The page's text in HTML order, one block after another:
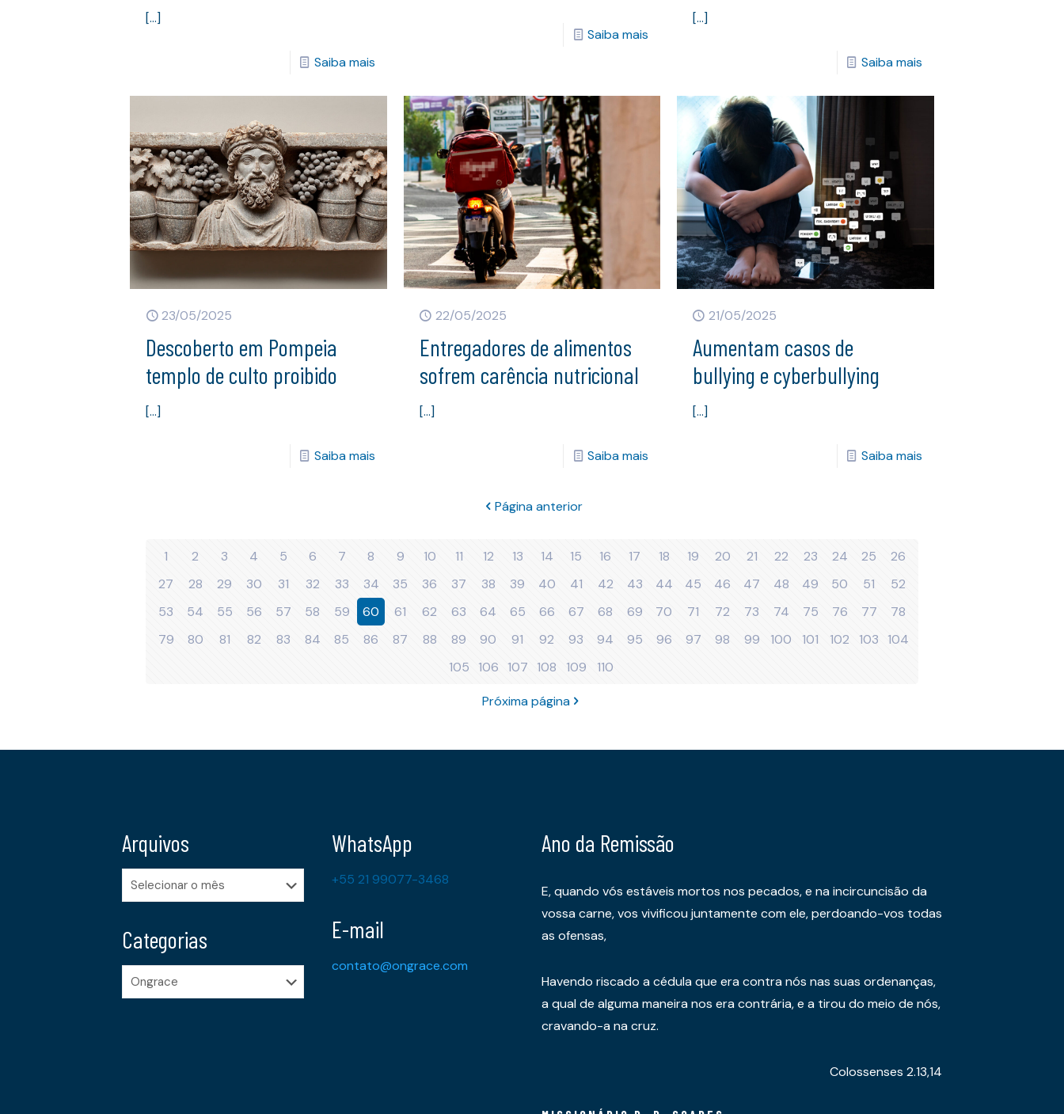
[…]
Saiba mais
Saiba mais
[…]
Saiba mais
23/05/2025
Descoberto em Pompeia
templo de culto proibido
[…]
Saiba mais
22/05/2025
Entregadores de alimentos
sofrem carência nutricional
[…]
Saiba mais
21/05/2025
Aumentam casos de
bullying e cyberbullying
[…]
Saiba mais
Página anterior
1 2 3 4 5 6 7 8 9 10 11 12 13 14 15 16 17 18 19 20 21 22 23 24 25
26
27
28 29 30 31 32 33 34 35 36 37 38 39 40 41 42 43 44 45 46 47 48 49 50 51
52
53
54 55 56 57 58 59 60 61 62 63 64 65 66 67 68 69 70 71 72 73 74 75 76 77
78
79
80 81 82 83 84 85 86 87 88 89 90 91 92 93 94 95 96 97 98 99 100 101 102 103
104
105
106 107 108 109 110
Próxima página
Arquivos
Arquivos
Categorias
Categorias
WhatsApp
+55 21 99077-3468
E-mail
contato@ongrace.com
Ano da Remissão
E, quando vós estáveis mortos nos pecados, e na incircuncisão da
vossa carne, vos vivificou juntamente com ele, perdoando-vos todas
as ofensas,
Havendo riscado a cédula que era contra nós nas suas ordenanças,
a qual de alguma maneira nos era contrária, e a tirou do meio de nós,
cravando-a na cruz.
Colossenses 2.13,14